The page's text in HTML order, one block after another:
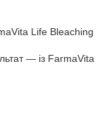
Life Bleaching
— із FarmaVita